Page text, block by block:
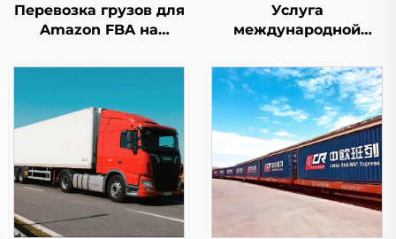
Перевозка грузов для
Amazon FBA на
Услуга
международной
(DHL/FEDEX/UPS)